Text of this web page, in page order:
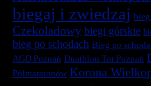
biegaj i zwiedzaj
Czekoladowy biegi górskie
bieg po schodach Bieg po
AGD Poznań Duathlon Tor Poznań
Półmaratonów Korona